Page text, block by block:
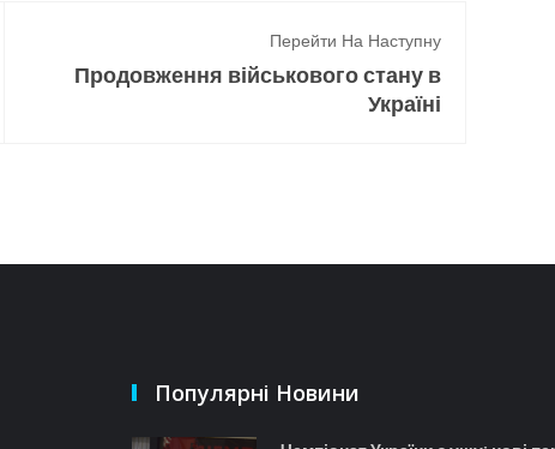
Перейти На Наступну
Продовження військового стану в
Україні
Популярні Новини